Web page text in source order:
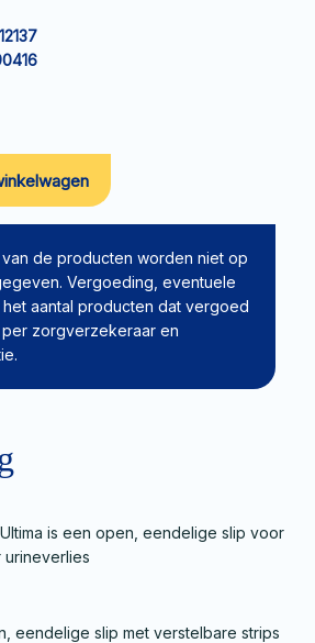
de producten worden niet op
Vergoeding, eventuele
aantal producten dat vergoed
zorgverzekeraar en
Ultima is een open, eendelige slip voor
urineverlies
eendelige slip met verstelbare strips